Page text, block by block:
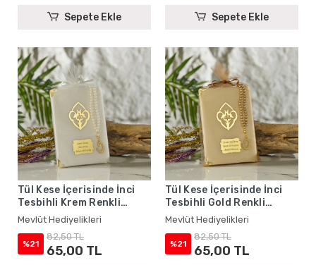
Sepete Ekle Sepete Ekle
Tül Kese İçerisinde İnci
Tesbihli Krem Renkli
Şantuk Yasin Kitabı Seti -
Mevlüt Hediyelikleri
Mevlüt Hediyelikleri
%21
82,50 TL
65,00 TL
Tül Kese İçerisinde İnci
Tesbihli Gold Renkli
Şantuk Yasin Kitabı Seti -
Mevlüt Hediyelikleri
Mevlüt Hediyelikleri
%21
82,50 TL
65,00 TL